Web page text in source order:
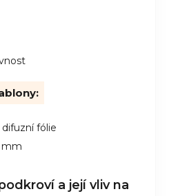
fólie
mm
a její vliv na